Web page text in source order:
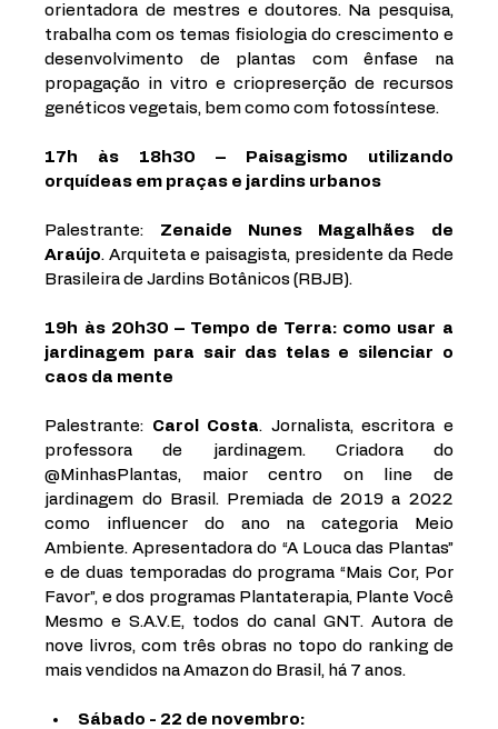
orientadora de mestres e doutores. Na pesquisa,
trabalha com os temas fisiologia do crescimento e
desenvolvimento de plantas com ênfase na
propagação in vitro e criopreserção de recursos
genéticos vegetais, bem como com fotossíntese.
17h às 18h30 – Paisagismo utilizando
orquídeas em praças e jardins urbanos
Palestrante: Zenaide Nunes Magalhães de
Araújo. Arquiteta e paisagista, presidente da Rede
Brasileira de Jardins Botânicos (RBJB).
19h às 20h30 – Tempo de Terra: como usar a
jardinagem para sair das telas e silenciar o
caos da mente
Palestrante: Carol Costa. Jornalista, escritora e
professora de jardinagem. Criadora do
@MinhasPlantas, maior centro on line de
jardinagem do Brasil. Premiada de 2019 a 2022
como influencer do ano na categoria Meio
Ambiente. Apresentadora do “A Louca das Plantas”
e de duas temporadas do programa “Mais Cor, Por
Favor”, e dos programas Plantaterapia, Plante Você
Mesmo e S.A.V.E, todos do canal GNT. Autora de
nove livros, com três obras no topo do ranking de
mais vendidos na Amazon do Brasil, há 7 anos.
Sábado - 22 de novembro: